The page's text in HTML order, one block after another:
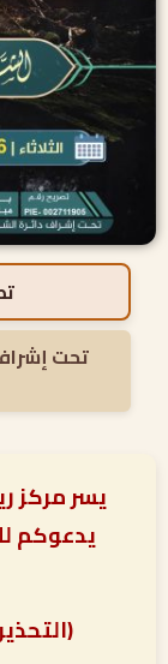
تحت
يسر مركز
يدعوكم